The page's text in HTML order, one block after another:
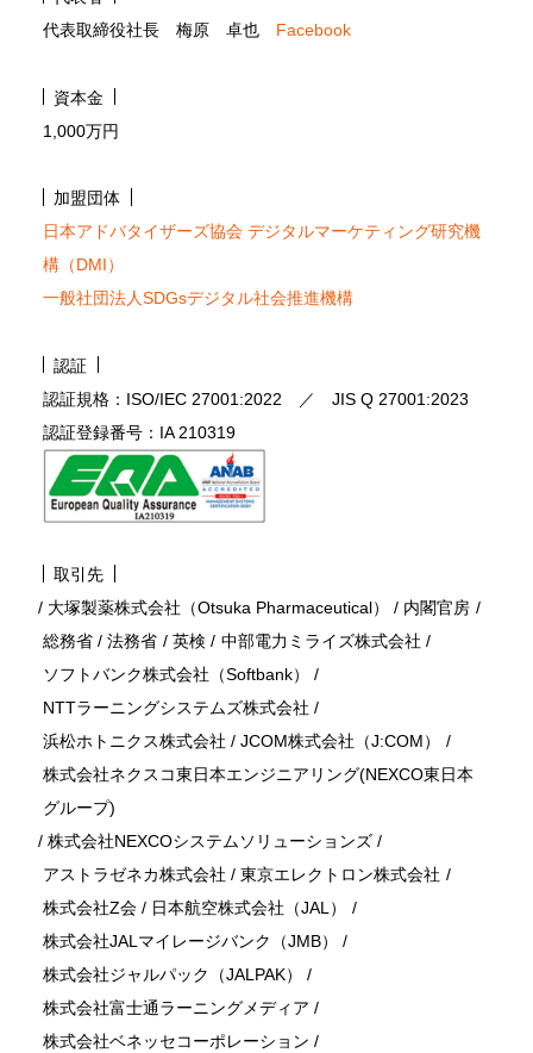
代表取締役社長 梅原 卓也 Facebook
資本金
1,000万円
加盟団体
日本アドバタイザーズ協会 デジタルマーケティング研究機
構（DMI）
一般社団法人SDGsデジタル社会推進機構
認証
認証規格：ISO/IEC 27001:2022 ／ JIS Q 27001:2023
認証登録番号：IA 210319
取引先
/ 大塚製薬株式会社（Otsuka Pharmaceutical） / 内閣官房 /
総務省 / 法務省 / 英検 / 中部電力ミライズ株式会社 /
ソフトバンク株式会社（Softbank）
/
NTTラーニングシステムズ株式会社 /
浜松ホトニクス株式会社 / JCOM株式会社（J:COM）
/
株式会社ネクスコ東日本エンジニアリング(NEXCO東日本
グループ)
/ 株式会社NEXCOシステムソリューションズ /
アストラゼネカ株式会社 / 東京エレクトロン株式会社 /
株式会社Z会 / 日本航空株式会社（JAL）
/
株式会社JALマイレージバンク（JMB）
/
株式会社ジャルパック（JALPAK）
/
株式会社富士通ラーニングメディア /
株式会社ベネッセコーポレーション /